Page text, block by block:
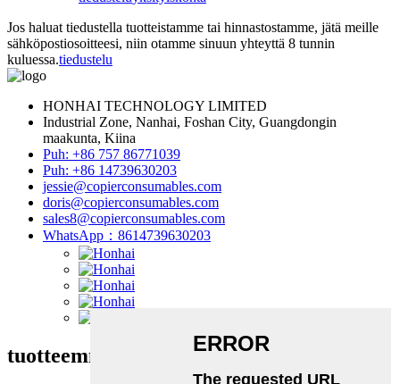
Jos haluat tiedustella tuotteistamme tai hinnastostamme, jätä meille
sähköpostiosoitteesi, niin otamme sinuun yhteyttä 8 tunnin
kuluessa.tiedustelu
HONHAI TECHNOLOGY LIMITED
Industrial Zone, Nanhai, Foshan City, Guangdongin
maakunta, Kiina
Puh: +86 757 86771039
Puh: +86 14739630203
jessie@copierconsumables.com
doris@copierconsumables.com
sales8@copierconsumables.com
WhatsApp：8614739630203
tuotteemme